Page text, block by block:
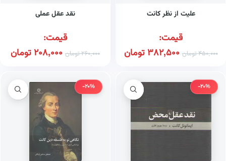
علیت از نظر کانت
قیمت:
450,000تومان 382,500تومان
نقد عقل عملی
قیمت:
260,000تومان 208,000تومان
-20%
-20%